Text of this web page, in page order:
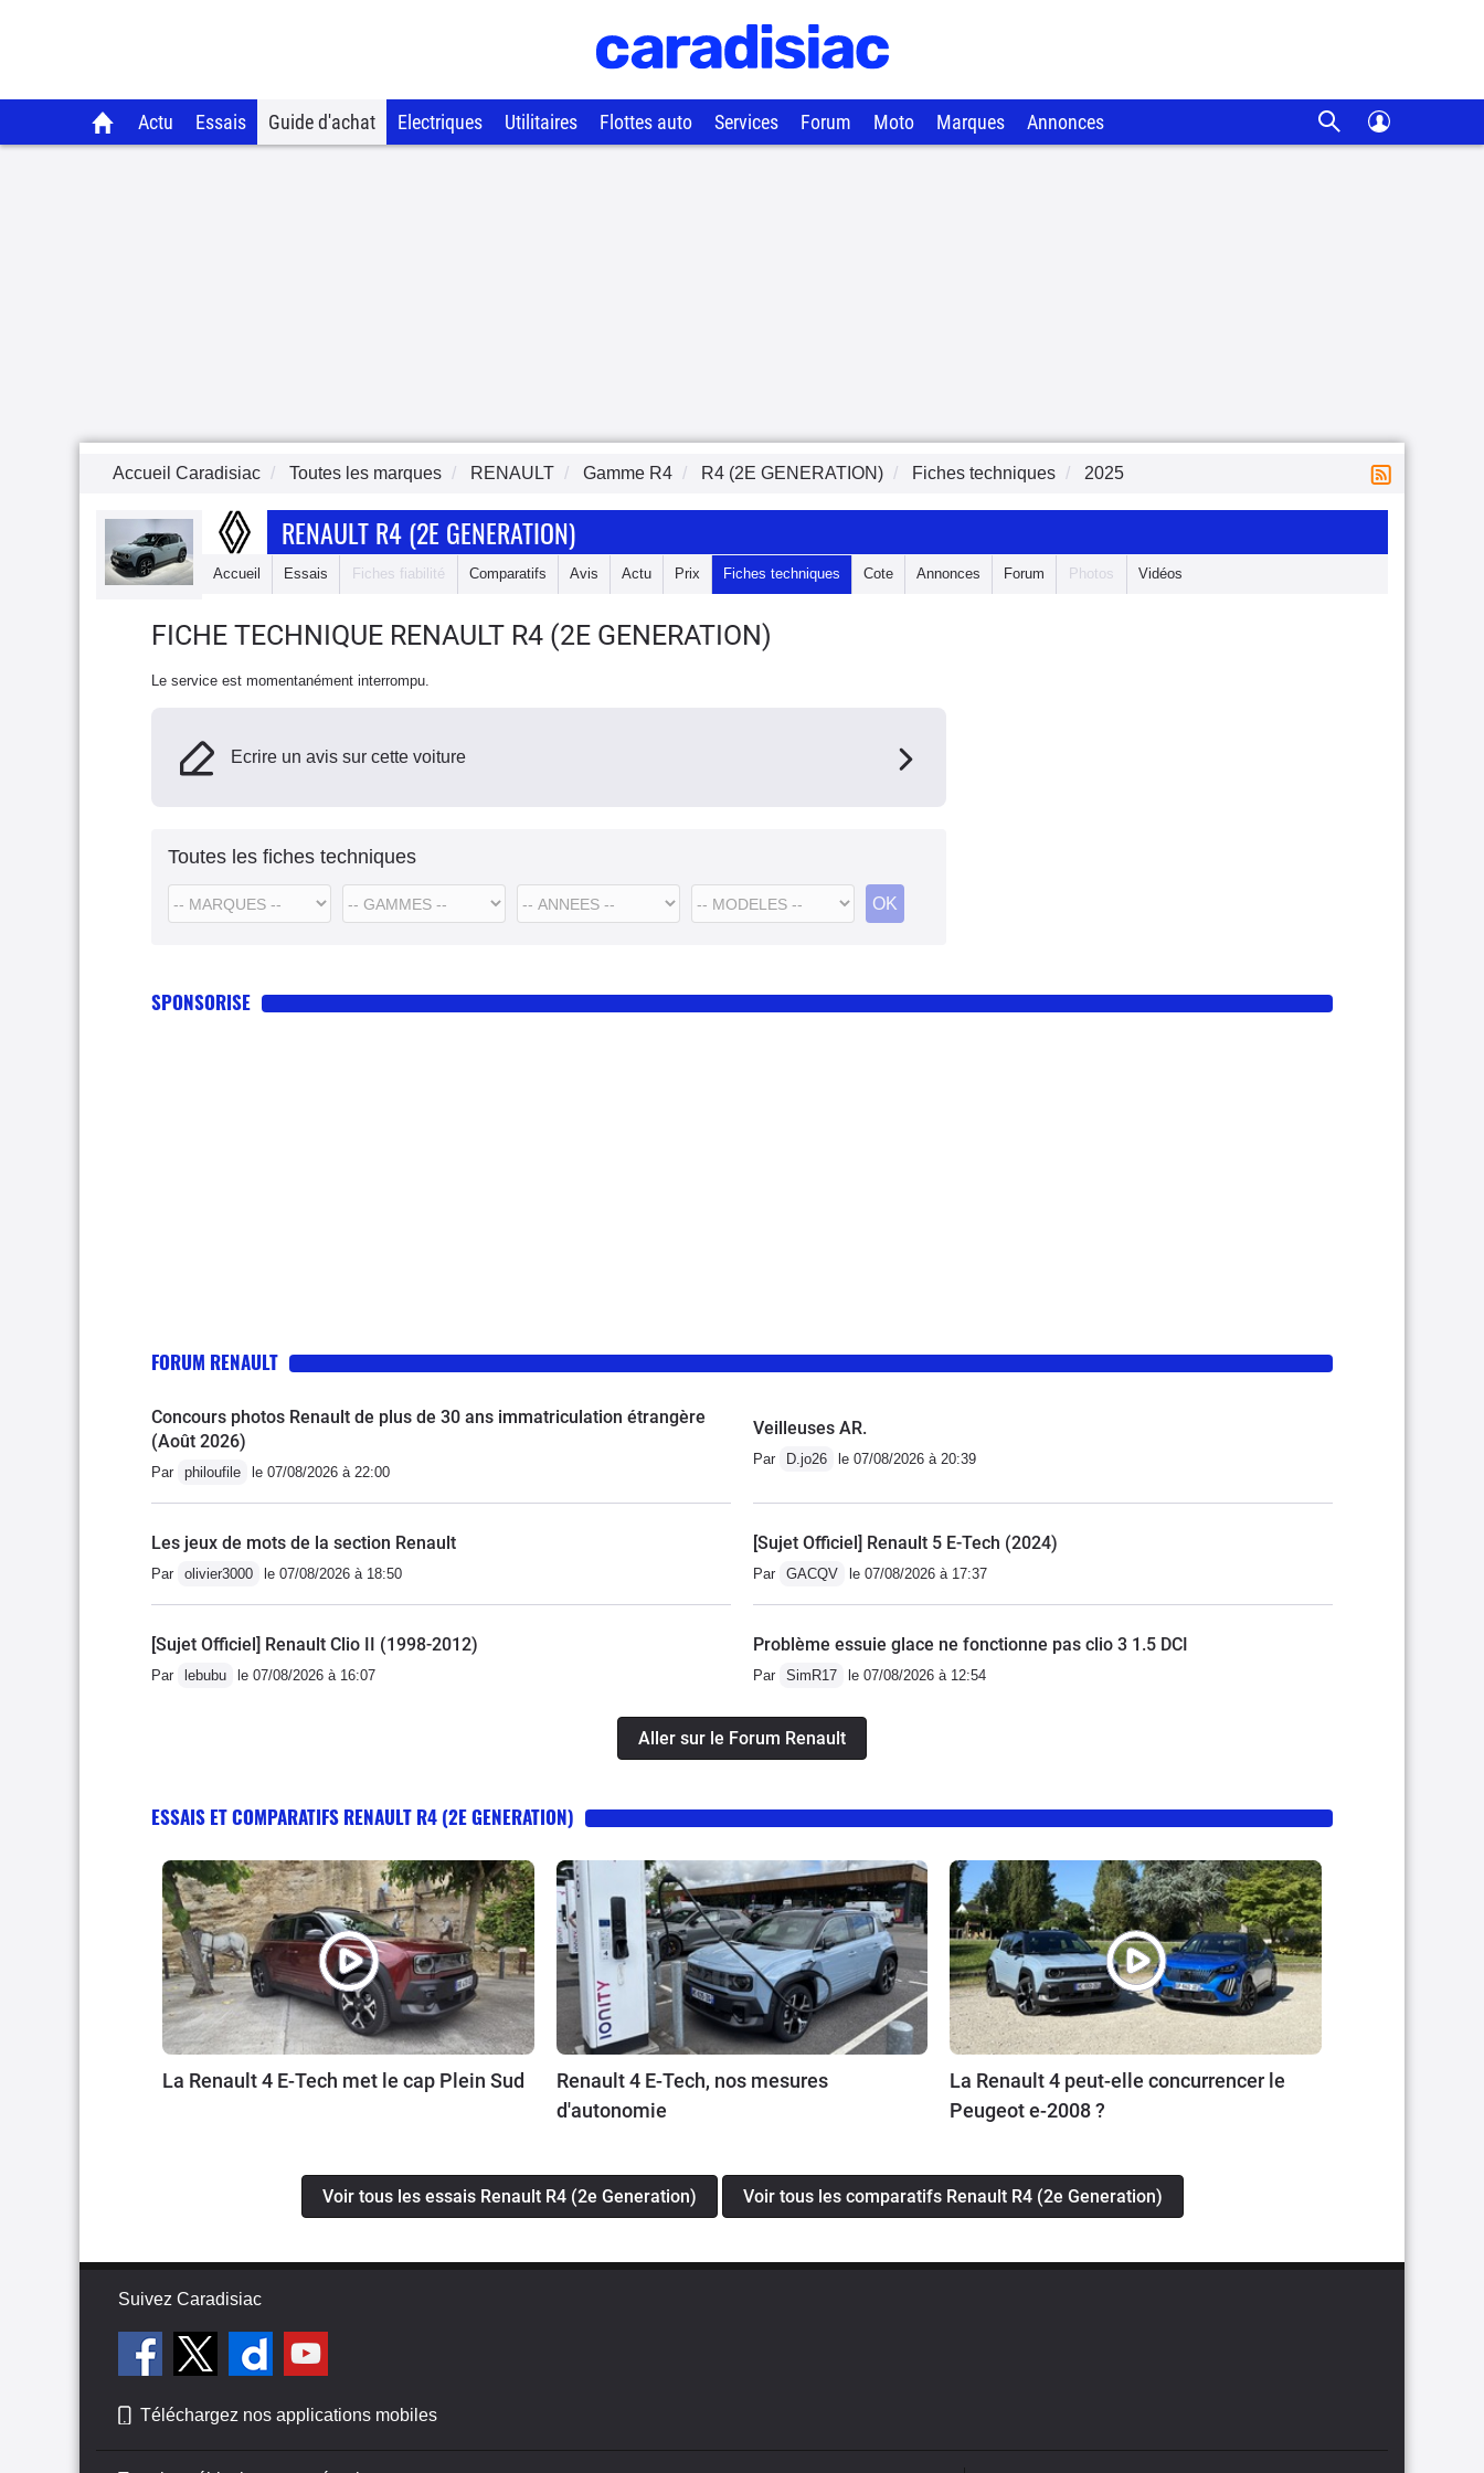
Actu Essais Guide d'achat Electriques Utilitaires Flottes auto Services Forum Moto Marques Annonces
Accueil Caradisiac Toutes les marques RENAULT Gamme R4 R4 (2E GENERATION) Fiches techniques 2025
RENAULT R4 (2E GENERATION)
Accueil Essais Fiches fiabilité Comparatifs Avis Actu Prix Fiches techniques Cote Annonces Forum Photos Vidéos
FICHE TECHNIQUE RENAULT R4 (2E GENERATION)
Le service est momentanément interrompu.
Ecrire un avis sur cette voiture
Toutes les fiches techniques
SPONSORISE
FORUM RENAULT
Concours photos Renault de plus de 30 ans immatriculation étrangère
(Août 2026)
Par philoufile le 07/08/2026 à 22:00
Veilleuses AR.
Par D.jo26 le 07/08/2026 à 20:39
Les jeux de mots de la section Renault
Par olivier3000 le 07/08/2026 à 18:50
[Sujet Officiel] Renault 5 E-Tech (2024)
Par GACQV le 07/08/2026 à 17:37
[Sujet Officiel] Renault Clio II (1998-2012)
Par lebubu le 07/08/2026 à 16:07
Problème essuie glace ne fonctionne pas clio 3 1.5 DCI
Par SimR17 le 07/08/2026 à 12:54
Aller sur le Forum Renault
ESSAIS ET COMPARATIFS RENAULT R4 (2E GENERATION)
La Renault 4 E-Tech met le cap Plein Sud
Renault 4 E-Tech, nos mesures
d'autonomie
La Renault 4 peut-elle concurrencer le
Peugeot e-2008 ?
Voir tous les essais Renault R4 (2e Generation) Voir tous les comparatifs Renault R4 (2e Generation)
Suivez Caradisiac
Téléchargez nos applications mobiles